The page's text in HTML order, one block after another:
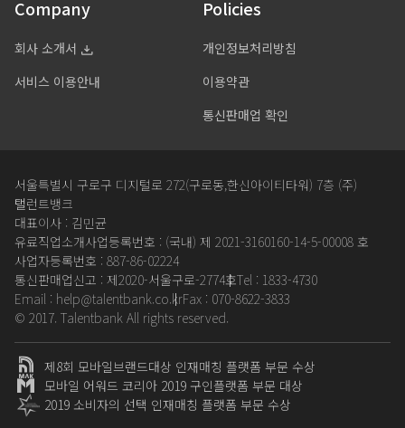
Company
회사 소개서
서비스 이용안내
Policies
개인정보처리방침
이용약관
통신판매업 확인
서울특별시 구로구 디지털로 272(구로동,한신아이티타워) 7층 (주)
탤런트뱅크
대표이사 : 김민균
유료직업소개사업등록번호 : (국내) 제 2021-3160160-14-5-00008 호
사업자등록번호 : 887-86-02224
통신판매업신고 : 제2020-서울구로-2774호Tel : 1833-4730
Email : help@talentbank.co.krFax : 070-8622-3833
© 2017. Talentbank All rights reserved.
제8회 모바일브랜드대상 인재매칭 플랫폼 부문 수상
모바일 어워드 코리아 2019 구인플랫폼 부문 대상
2019 소비자의 선택 인재매칭 플랫폼 부문 수상